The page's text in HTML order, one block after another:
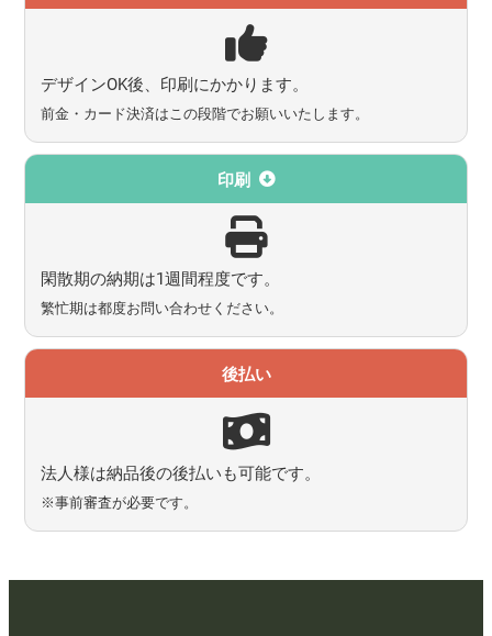
デザインOK後、印刷にかかります。
前金・カード決済はこの段階でお願いいたします。
印刷
閑散期の納期は1週間程度です。
繁忙期は都度お問い合わせください。
後払い
法人様は納品後の後払いも可能です。
※事前審査が必要です。